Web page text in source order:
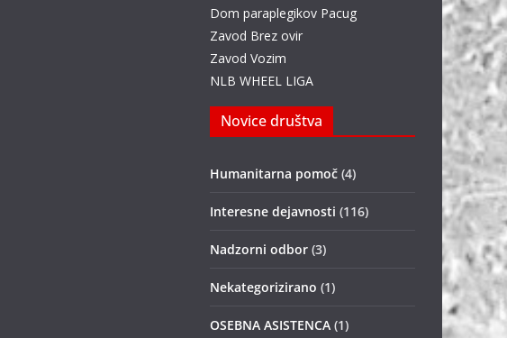
Dom paraplegikov Pacug
Zavod Brez ovir
Zavod Vozim
NLB WHEEL LIGA
Novice društva
Humanitarna pomoč (4)
Interesne dejavnosti (116)
Nadzorni odbor (3)
Nekategorizirano (1)
OSEBNA ASISTENCA (1)